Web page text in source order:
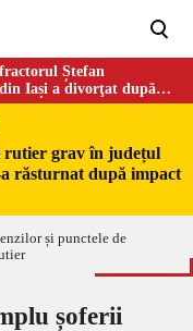
Ștefan
Iași a divorţat după
rutier grav în județul
răsturnat după impact
șoferii